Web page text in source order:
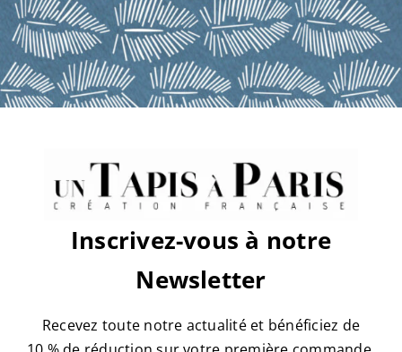
Partapis | mars 19th, 2019 | Commentaires ferméssur
antilles
bleu
matiere
Facebook
X RedditLinkedInWhatsAppTumblrPinterest
Vk Email
À propos de l'auteur :tapis
Inscrivez-vous à notre
Newsletter
Recevez toute notre actualité et bénéficiez de